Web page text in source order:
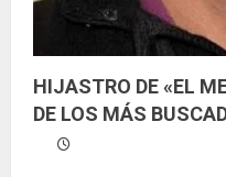
HIJASTRO DE «EL
DE LOS MÁS